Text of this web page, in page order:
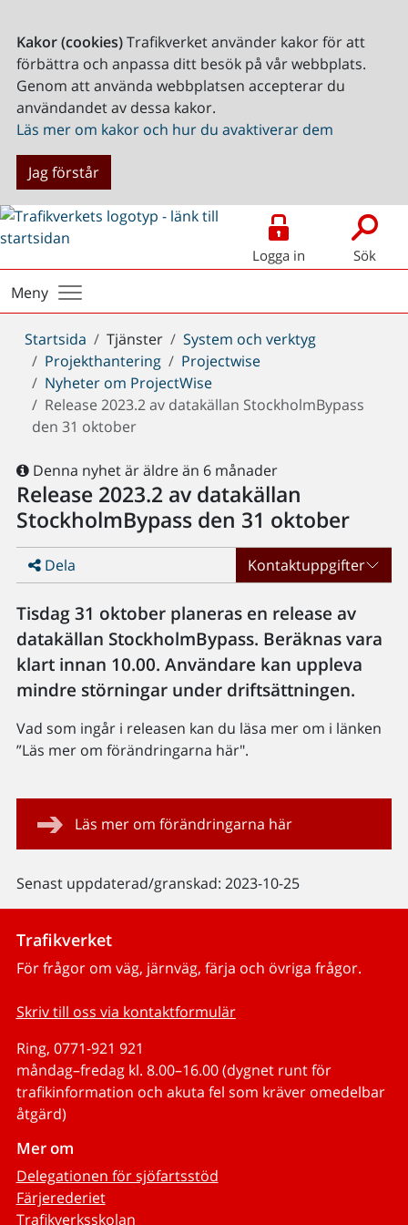
Kakor (cookies)Trafikverket använder kakor för att
förbättra och anpassa ditt besök på vår webbplats.
Genom att använda webbplatsen accepterar du
användandet av dessa kakor.
Läs mer om kakor och hur du avaktiverar dem
Jag förstår
Logga in Sök
Meny
Du
är
här:
Startsida Tjänster
System och verktyg
Projekthantering
Projectwise
Nyheter om ProjectWise
Release 2023.2 av datakällan StockholmBypass
den 31 oktober
Denna nyhet är äldre än 6 månader
Release 2023.2 av datakällan
StockholmBypass den 31 oktober
Dela Kontaktuppgifter
Tisdag 31 oktober planeras en release av
datakällan StockholmBypass. Beräknas vara
klart innan 10.00. Användare kan uppleva
mindre störningar under driftsättningen.
Vad som ingår i releasen kan du läsa mer om i länken
”Läs mer om förändringarna här".
Läs mer om förändringarna här
Senast uppdaterad/granskad: 2023-10-25
Trafikverket
För frågor om väg, järnväg, färja och övriga frågor.
Skriv till oss via kontaktformulär
Ring, 0771-921 921
måndag–fredag kl. 8.00–16.00 (dygnet runt för
trafikinformation och akuta fel som kräver omedelbar
åtgärd)
Mer om
Delegationen för sjöfartsstöd
Färjerederiet
Trafikverksskolan